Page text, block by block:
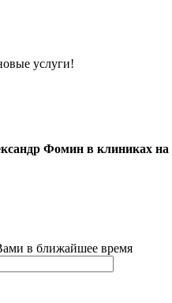
услуги!
Фомин в клиниках на
в ближайшее время